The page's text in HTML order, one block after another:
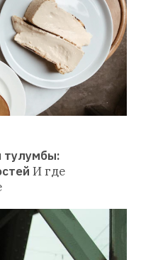
тулумбы:
И где